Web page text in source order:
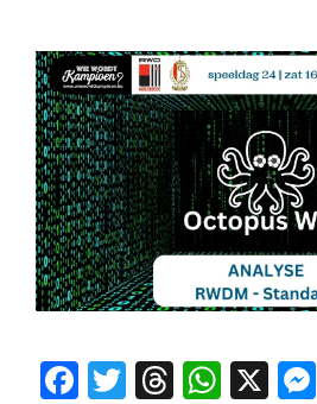
Facebook
Twitter
Threads
X